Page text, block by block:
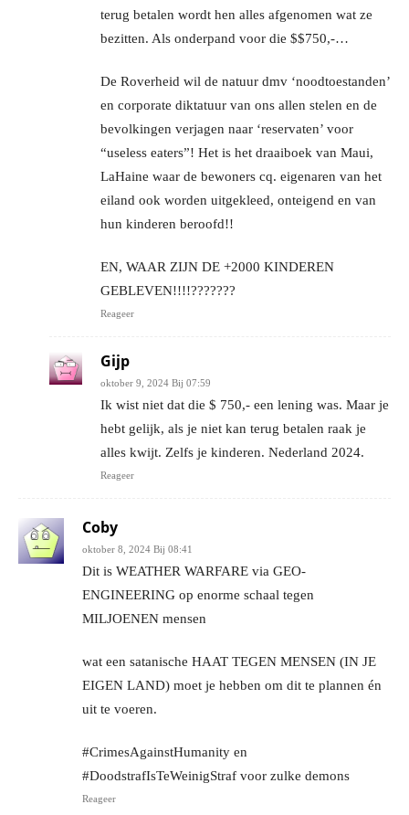
terug betalen wordt hen alles afgenomen wat ze
bezitten. Als onderpand voor die $$750,-…
De Roverheid wil de natuur dmv ‘noodtoestanden’
en corporate diktatuur van ons allen stelen en de
bevolkingen verjagen naar ‘reservaten’ voor
“useless eaters”! Het is het draaiboek van Maui,
LaHaine waar de bewoners cq. eigenaren van het
eiland ook worden uitgekleed, onteigend en van
hun kinderen beroofd!!
EN, WAAR ZIJN DE +2000 KINDEREN
GEBLEVEN!!!!???????
Reageer
Gijp
oktober 9, 2024 Bij 07:59
Ik wist niet dat die $ 750,- een lening was. Maar je
hebt gelijk, als je niet kan terug betalen raak je
alles kwijt. Zelfs je kinderen. Nederland 2024.
Reageer
Coby
oktober 8, 2024 Bij 08:41
Dit is WEATHER WARFARE via GEO-
ENGINEERING op enorme schaal tegen
MILJOENEN mensen
wat een satanische HAAT TEGEN MENSEN (IN JE
EIGEN LAND) moet je hebben om dit te plannen én
uit te voeren.
#CrimesAgainstHumanity en
#DoodstrafIsTeWeinigStraf voor zulke demons
Reageer